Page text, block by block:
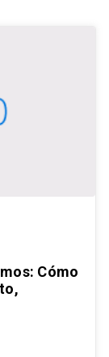
Cómo